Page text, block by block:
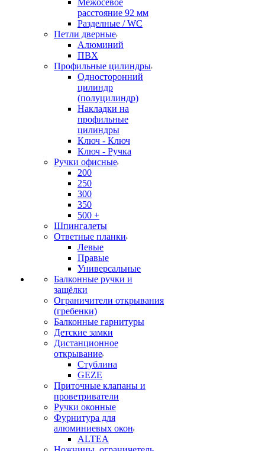
Межосевое
расстояние 92 мм
Разделные / WC
Петли дверные
Алюминий
ПВХ
Профильные цилиндры
Односторонний
цилиндр
(полуцилиндр)
Накладки на
профильные
цилиндры
Ключ - Ключ
Ключ - Ручка
Ручки офисные
200
250
300
350
500 +
Шпингалеты
Ответные планки
Левые
Правые
Универсальные
Балконные ручки и
защёлки
Ограничители открывания
(гребенки)
Балконные гарнитуры
Детские замки
Дистанционное
открывание
Стублина
GEZE
Приточные клапаны и
проветриватели
Ручки оконные
Фурнитура для
алюминиевых окон
ALTEA